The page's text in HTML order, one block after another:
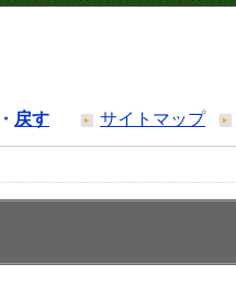
・ 戻す サイトマップ